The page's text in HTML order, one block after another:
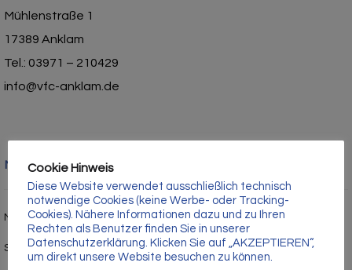
Mühlenstraße 1
17389 Anklam
Tel.: 03971 – 210429
info@vfc-anklam.de
Nützliche Links
Mitgliedschaft
Sponsor werden
Cookie Hinweis
Diese Website verwendet ausschließlich technisch
notwendige Cookies (keine Werbe- oder Tracking-
Cookies). Nähere Informationen dazu und zu Ihren
Rechten als Benutzer finden Sie in unserer
Datenschutzerklärung. Klicken Sie auf „AKZEPTIEREN“,
um direkt unsere Website besuchen zu können.